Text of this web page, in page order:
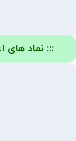
::: نماد های